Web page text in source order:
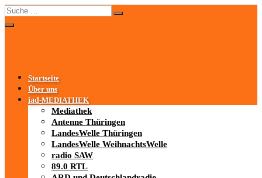
Startseite
Über uns
iad-MEDIATHEK
Mediathek
Antenne Thüringen
LandesWelle Thüringen
LandesWelle WeihnachtsWelle
radio SAW
89.0 RTL